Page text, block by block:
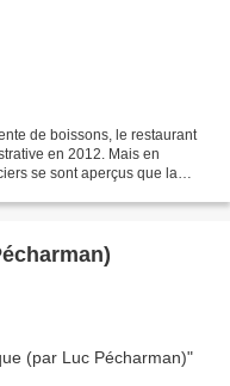
de boissons, le restaurant
en 2012. Mais en
se sont aperçus que la